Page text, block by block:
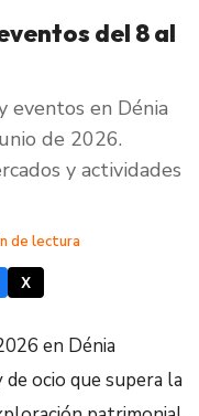
del 8 al
eventos en Dénia
de 2026.
y actividades
de lectura
X
en Dénia
ocio que supera la